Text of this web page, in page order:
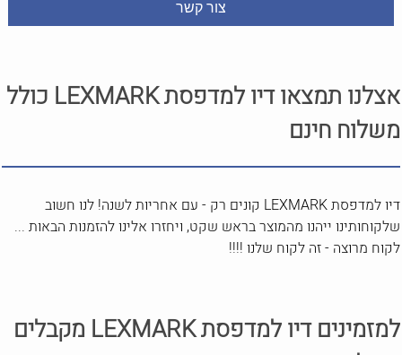
אצלנו תמצאו דיו למדפסת LEXMARK כולל
משלוח חינם
דיו למדפסת LEXMARK קונים רק - עם אחריות לשנה! לנו חשוב
שלקוחותינו ייהנו מהמוצר בראש שקט, ויחזרו אלינו להזמנות הבאות ...
לקוח מרוצה - זה לקוח שלנו !!!!
למזמינים דיו למדפסת LEXMARK מקבלים